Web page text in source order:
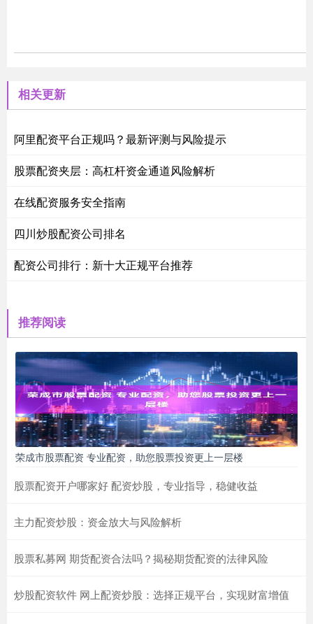
相关更新
阿里配资平台正规吗？最新评测与风险提示
股票配资夹层：高杠杆资金通道风险解析
在线配资服务安全指南
四川炒股配资公司排名
配资公司排行：新十大正规平台推荐
推荐阅读
荣成市股票配资 专业配资，助您股票投资更上一层楼
股票配资开户哪家好 配资炒股，专业指导，稳健收益
主力配资炒股：资金放大与风险解析
股票私募网 期货配资合法吗？揭秘期货配资的法律风险
炒股配资软件 网上配资炒股：选择正规平台，实现财富增值